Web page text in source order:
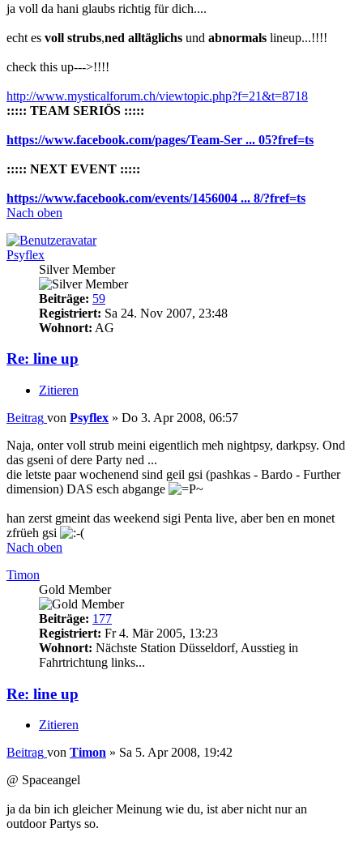
ja voll da hani glaubs richtig für dich....
echt es voll strubs,ned alltäglichs und abnormals lineup...!!!!
check this up--->!!!!
http://www.mysticalforum.ch/viewtopic.php?f=21&t=8718
::::: TEAM SERIÖS :::::
https://www.facebook.com/pages/Team-Ser ... 05?fref=ts
::::: NEXT EVENT :::::
https://www.facebook.com/events/1456004 ... 8/?fref=ts
Nach oben
Psyflex
Silver Member
Beiträge: 59
Registriert: Sa 24. Nov 2007, 23:48
Wohnort: AG
Re: line up
Zitieren
Beitrag von Psyflex » Do 3. Apr 2008, 06:57
Naja, onter voll strub meini eigentlich meh nightpsy, darkpsy. Ond
das gseni of dere Party ned ...
die letste paar wochenend sind geil gsi (pashkas - Bardo - Further
dimension) DAS esch abgange
han zerst gmeint das weekend sigi Penta live, aber ben en monet
zfrüeh gsi
Nach oben
Timon
Gold Member
Beiträge: 177
Registriert: Fr 4. Mär 2005, 13:23
Wohnort: Nächste Station Düsseldorf, Ausstieg in
Fahrtrichtung links...
Re: line up
Zitieren
Beitrag von Timon » Sa 5. Apr 2008, 19:42
@ Spaceangel
ja da bin ich gleicher Meinung wie du, ist aber nicht nur an
outdoor Partys so.